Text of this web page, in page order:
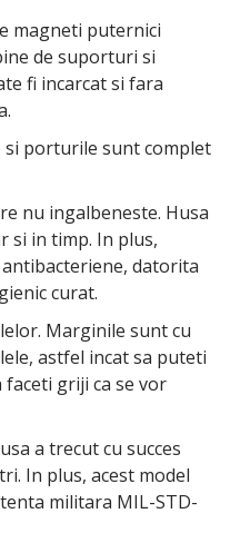
magneti puternici
de suporturi si
fi incarcat si fara
si porturile sunt complet
nu ingalbeneste. Husa
si in timp. In plus,
datorita
curat.
Marginile sunt cu
astfel incat sa puteti
griji ca se vor
a trecut cu succes
In plus, acest model
militara MIL-STD-